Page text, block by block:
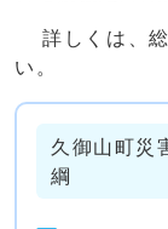
詳しくは、総
い。
久御山町災
綱